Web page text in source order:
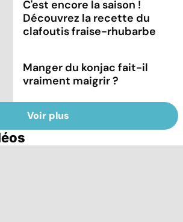
C'est encore la saison !
Découvrez la recette du
clafoutis fraise-rhubarbe
Manger du konjac fait-il
vraiment maigrir ?
Voir plus